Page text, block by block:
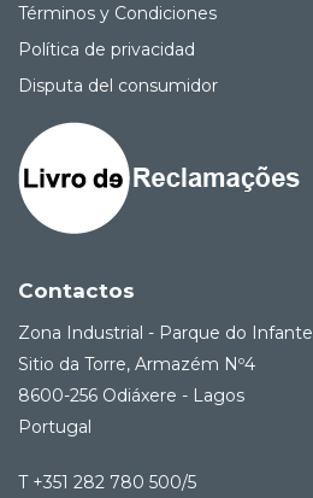
Términos y Condiciones
Política de privacidad
Disputa del consumidor
Contactos
Zona Industrial - Parque do Infante
Sitio da Torre, Armazém Nº4
8600-256 Odiáxere - Lagos
Portugal
T +351 282 780 500/5